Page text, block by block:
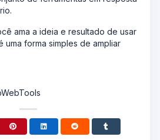
ama a ideia e resultado de usar
uma forma simples de ampliar